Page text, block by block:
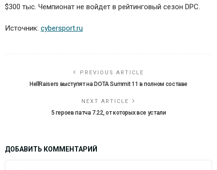
$300 тыс. Чемпионат не войдет в рейтинговый сезон DPC.
Источник: cybersport.ru
PREVIOUS ARTICLE
HellRaisers выступят на DOTA Summit 11 в полном составе
NEXT ARTICLE
5 героев патча 7.22, от которых все устали
ДОБАВИТЬ КОММЕНТАРИЙ